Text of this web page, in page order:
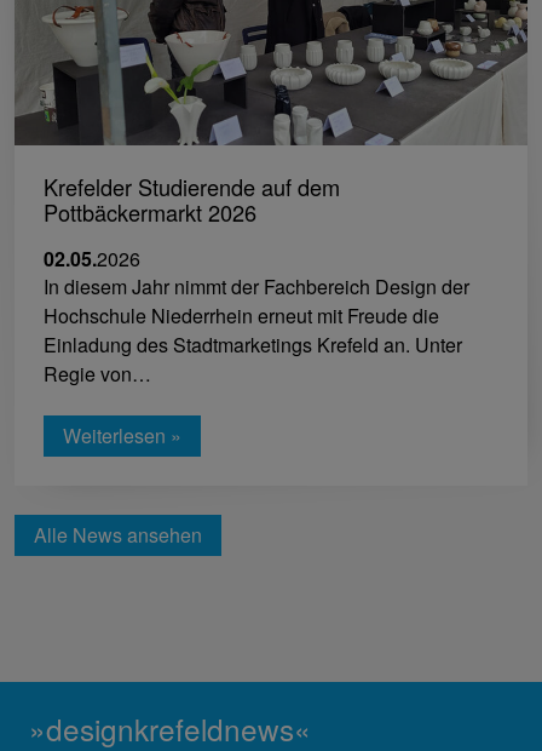
Krefelder Studierende auf dem
Pottbäckermarkt 2026
02.05.2026
In diesem Jahr nimmt der Fachbereich Design der
Hochschule Niederrhein erneut mit Freude die
Einladung des Stadtmarketings Krefeld an. Unter
Regie von…
Weiterlesen »
Alle News ansehen
»designkrefeldnews«